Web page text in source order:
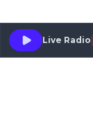
Live Radio